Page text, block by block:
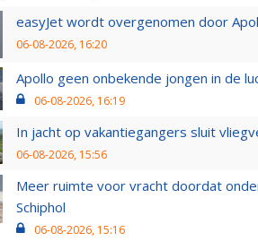
easyJet wordt overgenomen door
06-08-2026, 16:20
Apollo geen onbekende jongen in de
06-08-2026, 16:19
In jacht op vakantiegangers sluit
06-08-2026, 15:56
Meer ruimte voor vracht doordat
Schiphol
06-08-2026, 15:16